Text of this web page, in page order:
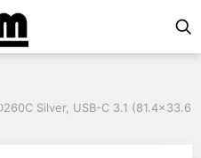
Silver, USB-C 3.1
Silver, USB-C 3.1